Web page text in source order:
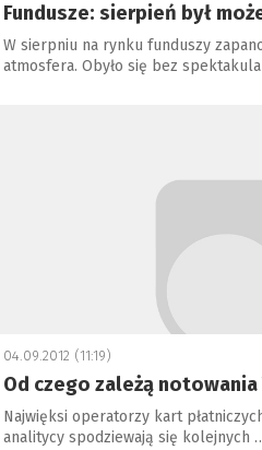
Fundusze: sierpień był
W sierpniu na rynku funduszy
atmosfera. Obyło się bez
04.09.2012 (11:19)
Od czego zależą
Najwięksi operatorzy kart
analitycy spodziewają się kolejnych